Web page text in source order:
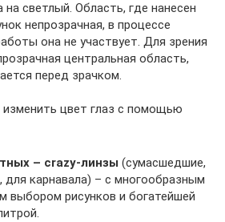
на светлый. Область, где нанесен
непрозрачная, в процессе
она не участвует. Для зрения
центральная область,
перед зрачком.
цвет глаз с помощью
– crazy-линзы (сумасшедшие,
для карнавала) – с многообразным
выбором рисунков и богатейшей